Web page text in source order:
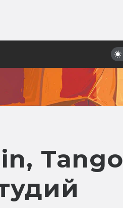
сказка нашего детства
Tango